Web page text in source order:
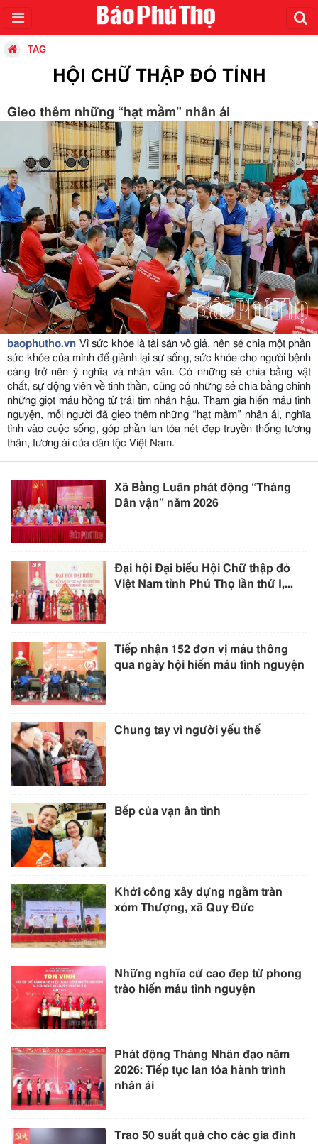
TAG
HỘI CHỮ THẬP ĐỎ TỈNH
Gieo thêm những “hạt mầm” nhân ái
baophutho.vn Vì sức khỏe là tài sản vô giá, nên sẻ chia một phần
sức khỏe của mình để giành lại sự sống, sức khỏe cho người bệnh
càng trở nên ý nghĩa và nhân văn. Có những sẻ chia bằng vật
chất, sự động viên về tinh thần, cũng có những sẻ chia bằng chính
những giọt máu hồng từ trái tim nhân hậu. Tham gia hiến máu tình
nguyện, mỗi người đã gieo thêm những “hạt mầm” nhân ái, nghĩa
tình vào cuộc sống, góp phần lan tỏa nét đẹp truyền thống tương
thân, tương ái của dân tộc Việt Nam.
Xã Bằng Luân phát động “Tháng
Dân vận” năm 2026
Đại hội Đại biểu Hội Chữ thập đỏ
Việt Nam tỉnh Phú Thọ lần thứ I,...
Tiếp nhận 152 đơn vị máu thông
qua ngày hội hiến máu tình nguyện
Chung tay vì người yếu thế
Bếp của vạn ân tình
Khởi công xây dựng ngầm tràn
xóm Thượng, xã Quy Đức
Những nghĩa cử cao đẹp từ phong
trào hiến máu tình nguyện
Phát động Tháng Nhân đạo năm
2026: Tiếp tục lan tỏa hành trình
nhân ái
Trao 50 suất quà cho các gia đình